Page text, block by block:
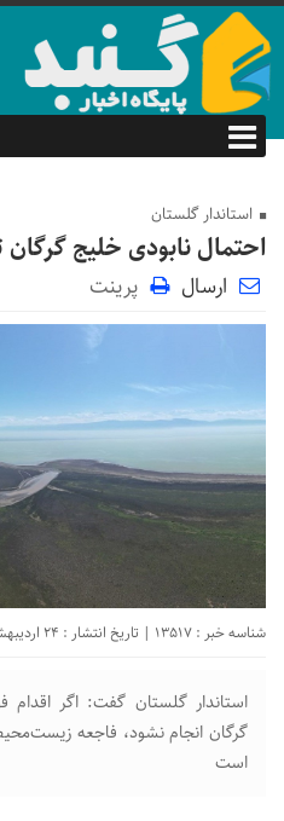
استاندار گلستان
احتمال نابودی خلیج گرگان تا ۲ سال
ارسال پرینت
شناسه خبر : 13517 | تاریخ انتشار : 24 اردیبهشت 1404 - 20:00 |
استاندار گلستان گفت: اگر اقدام
گرگان انجام نشود، فاجعه
است